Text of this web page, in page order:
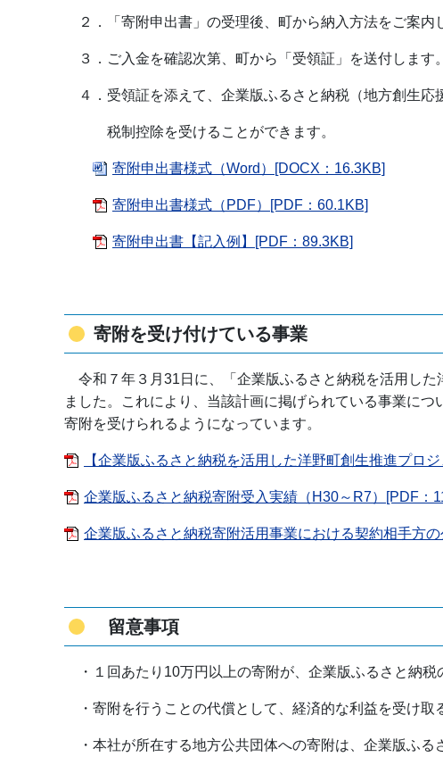
２．「寄附申出書」の受理後、町から納入方法をご案内
３．ご入金を確認次第、町から「受領証」を送付します。
４．受領証を添えて、企業版ふるさと納税（地方創生応
税制控除を受けることができます。
寄附申出書様式（Word）[DOCX：16.3KB]
寄附申出書様式（PDF）[PDF：60.1KB]
寄附申出書【記入例】[PDF：89.3KB]
寄附を受け付けている事業
令和７年３月31日に、「企業版ふるさと納税を活用し
ました。これにより、当該計画に掲げられている事業に
寄附を受けられるようになっています。
【企業版ふるさと納税を活用した洋野町創生推進プロ
企業版ふるさと納税寄附受入実績（H30～R7）[PDF：
企業版ふるさと納税寄附活用事業における契約相手方
留意事項
・１回あたり10万円以上の寄附が、企業版ふるさと納税
・寄附を行うことの代償として、経済的な利益を受け取
・本社が所在する地方公共団体への寄附は、企業版ふる